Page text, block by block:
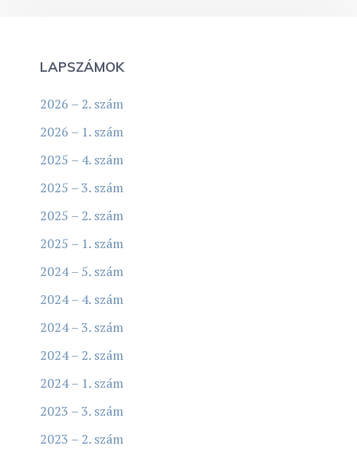
LAPSZÁMOK
2026 – 2. szám
2026 – 1. szám
2025 – 4. szám
2025 – 3. szám
2025 – 2. szám
2025 – 1. szám
2024 – 5. szám
2024 – 4. szám
2024 – 3. szám
2024 – 2. szám
2024 – 1. szám
2023 – 3. szám
2023 – 2. szám